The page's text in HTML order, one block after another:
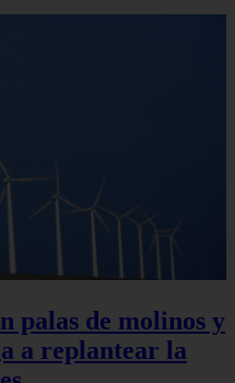
palas de molinos y
a replantear la